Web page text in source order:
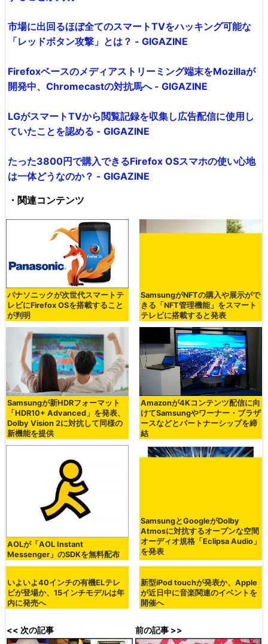
市場に出回るほぼ全てのスマートTVをハッキング可能な
「レッドボタン攻撃」とは？ - GIGAZINE
Firefoxベースのメディアストリーミング端末をMozillaが
開発中、Chromecastの対抗馬へ - GIGAZINE
LGがスマートTVから閲覧記録を収集し広告配信に使用し
ていたことを認める - GIGAZINE
たった3800円で購入できるFirefox OSスマホの使い心地
は一体どうなのか？ - GIGAZINE
・関連コンテンツ
パナソニックが次世代スマートテ
レビにFirefox OSを搭載すること
が判明
SamsungがNFTの購入や展示がで
きる「NFT管理機能」をスマート
テレビに搭載すると発表
Samsungが新HDRフォーマット
「HDR10+ Advanced」を発表、
Dolby Vision 2に対抗して同様の
新機能を提供
Amazonが4Kコンテンツ配信に向
けてSamsungやワーナー・ブラザ
ースなどとパートナーシップを締
結
AOLが「AOL Instant
Messenger」のSDKを無料配布
SamsungとGoogleがDolby
Atmosに対抗するオープンな空間
オーディオ規格「Eclipsa Audio」
を発表
いよいよ40インチの有機ELテレ
ビが登場か、15インチモデルは年
内に発売へ
新型iPod touchが発表か、Apple
が近日中に音楽関連のイベントを
開催へ
<< 次の記事 前の記事 >>